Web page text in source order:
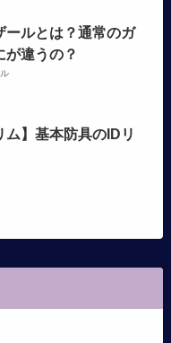
ールとは？通常のガ
が違うの？
ム】基本防具のIDリ